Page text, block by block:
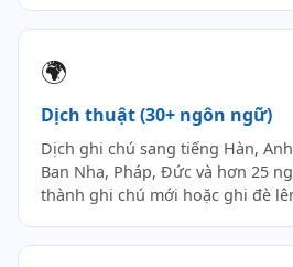
🌍
Dịch thuật (30+ ngôn ngữ)
Dịch ghi chú sang tiếng Hàn,
Ban Nha, Pháp, Đức và hơn 25
thành ghi chú mới hoặc ghi đè